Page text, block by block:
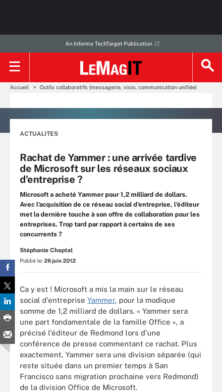
An Informa TechTarget Publication
Accueil Outils collaboratifs (messagerie, visio, communication unifiée)
ACTUALITES
Rachat de Yammer : une arrivée tardive
de Microsoft sur les réseaux sociaux
d'entreprise ?
Microsoft a acheté Yammer pour 1,2 milliard de dollars.
Avec l'acquisition de ce réseau social d'entreprise, l'éditeur
met la dernière touche à son offre de collaboration pour les
entreprises. Trop tard par rapport à certains de ses
concurrents ?
Stéphanie Chaptal
Publié le: 26 juin 2012
Ca y est ! Microsoft a mis la main sur le réseau
social d'entreprise Yammer, pour la modique
somme de 1,2 milliard de dollars. « Yammer sera
une part fondamentale de la famille Office », a
précisé l'éditeur de Redmond lors d'une
conférence de presse commentant ce rachat. Plus
exactement, Yammer sera une division séparée (qui
reste située dans un premier temps à San
Francisco sans migration prochaine vers Redmond)
de la division Office de Microsoft.